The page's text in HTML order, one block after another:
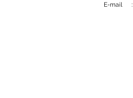
E-mail :